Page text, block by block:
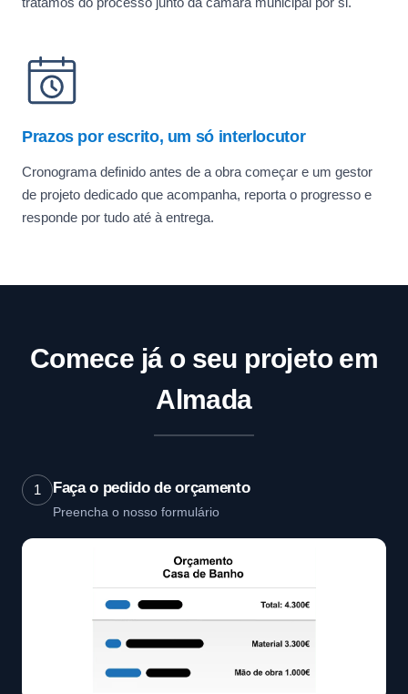
Prazos por escrito, um só interlocutor
Cronograma definido antes de a obra começar e um gestor
de projeto dedicado que acompanha, reporta o progresso e
responde por tudo até à entrega.
Comece já o seu projeto em
Almada
1 Faça o pedido de orçamento
Preencha o nosso formulário